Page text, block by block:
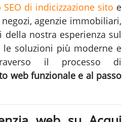
SEO di indicizzazione sito e
agenzie immobiliari,
della nostra esperienza sul
soluzioni più moderne e
il processo di
web funzionale e al passo